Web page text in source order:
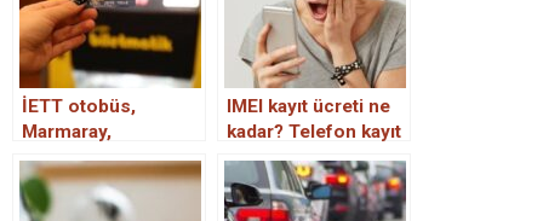
İETT otobüs,
Marmaray,
metrobüs, metro,
vapur fiyat listesi!
Ağustos 2023
IMEI kayıt ücreti ne
kadar? Telefon kayıt
ücreti ne zaman
yürürlüğe girecek?